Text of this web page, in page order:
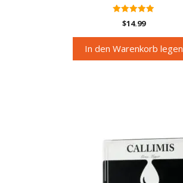
5.00
von 5
$14.99
In den Warenkorb legen